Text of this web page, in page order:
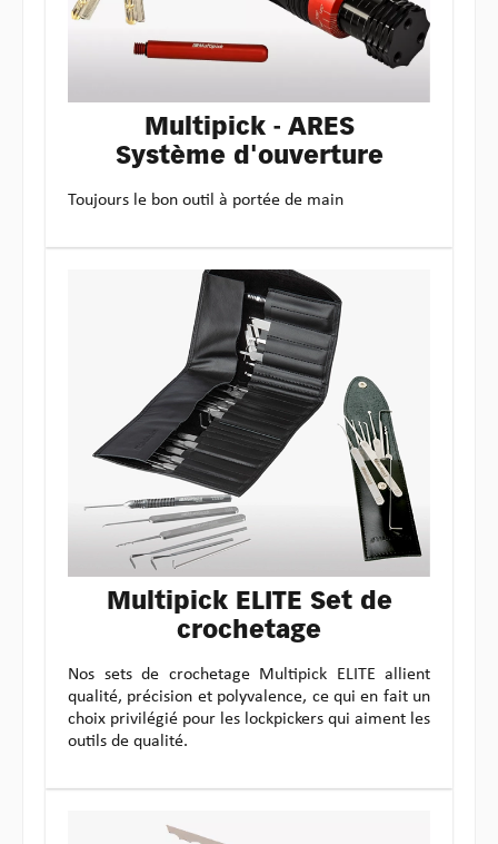
Multipick - ARES
Système d'ouverture
Toujours le bon outil à portée de main
Multipick ELITE Set de
crochetage
Nos sets de crochetage Multipick ELITE allient
qualité, précision et polyvalence, ce qui en fait un
choix privilégié pour les lockpickers qui aiment les
outils de qualité.